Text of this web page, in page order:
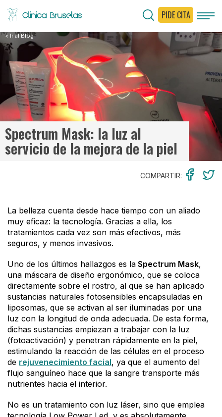
PIDE CITA
< Ir al Blog
Spectrum Mask: la luz al
servicio de la mejora de la piel
COMPARTIR:
La belleza cuenta desde hace tiempo con un aliado
muy eficaz: la tecnología. Gracias a ella, los
tratamientos cada vez son más efectivos, más
seguros, y menos invasivos.
Uno de los últimos hallazgos es la Spectrum Mask,
una máscara de diseño ergonómico, que se coloca
directamente sobre el rostro, al que se han aplicado
sustancias naturales fotosensibles encapsuladas en
liposomas, que se activan al ser iluminadas por una
luz con la longitud de onda adecuada. De esta forma,
dichas sustancias empiezan a trabajar con la luz
(fotoactivación) y penetran rápidamente en la piel,
estimulando la reacción de las células en el proceso
de rejuvenecimiento facial, ya que el aumento del
flujo sanguíneo hace que la sangre transporte más
nutrientes hacia el interior.
No es un tratamiento con luz láser, sino que emplea